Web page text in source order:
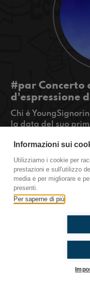
#par
d'espressione
Chi è
la data del suo
intratterrete
FortNite.
#OkkinSu
Partinico
Ti è piaciuto?
Informazioni sui
Utilizziamo i cookie per
prestazioni e sull'utilizzo
media e per migliorare e
presenti.
Per saperne di più